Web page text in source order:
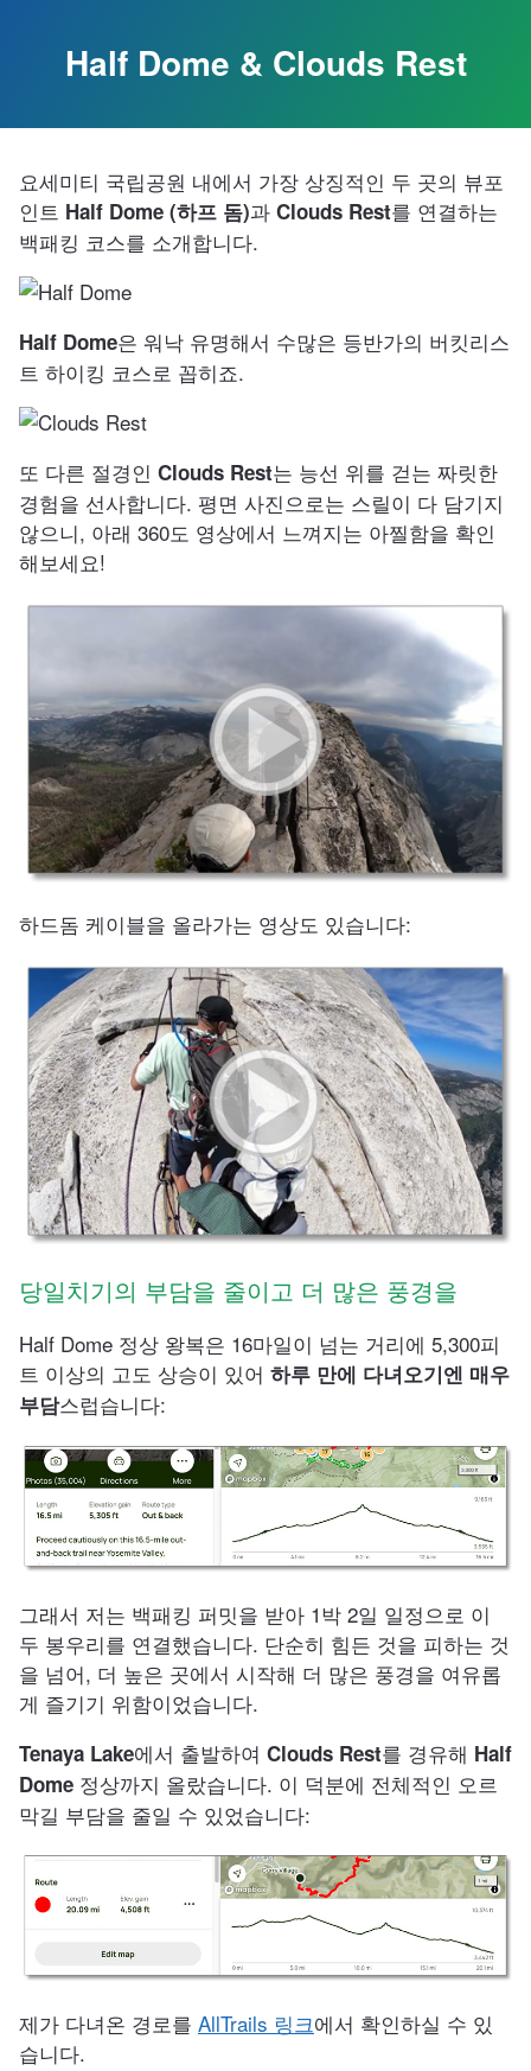
Half Dome & Clouds Rest
요세미티 국립공원 내에서 가장 상징적인 두 곳의 뷰포
인트 Half Dome (하프 돔)과 Clouds Rest를 연결하는
백패킹 코스를 소개합니다.
Half Dome은 워낙 유명해서 수많은 등반가의 버킷리스
트 하이킹 코스로 꼽히죠.
또 다른 절경인 Clouds Rest는 능선 위를 걷는 짜릿한
경험을 선사합니다. 평면 사진으로는 스릴이 다 담기지
않으니, 아래 360도 영상에서 느껴지는 아찔함을 확인
해보세요!
하드돔 케이블을 올라가는 영상도 있습니다:
당일치기의 부담을 줄이고 더 많은 풍경을
Half Dome 정상 왕복은 16마일이 넘는 거리에 5,300피
트 이상의 고도 상승이 있어 하루 만에 다녀오기엔 매우
부담스럽습니다:
그래서 저는 백패킹 퍼밋을 받아 1박 2일 일정으로 이
두 봉우리를 연결했습니다. 단순히 힘든 것을 피하는 것
을 넘어, 더 높은 곳에서 시작해 더 많은 풍경을 여유롭
게 즐기기 위함이었습니다.
Tenaya Lake에서 출발하여 Clouds Rest를 경유해 Half
Dome 정상까지 올랐습니다. 이 덕분에 전체적인 오르
막길 부담을 줄일 수 있었습니다:
제가 다녀온 경로를 AllTrails 링크에서 확인하실 수 있
습니다.